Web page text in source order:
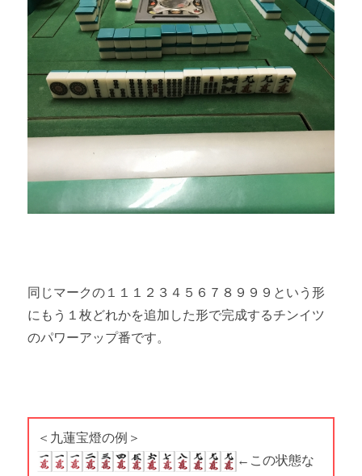
同じマークの１１１２３４５６７８９９９という形
にもう１枚どれかを追加した形で完成するチンイツ
のパワーアップ番です。
＜九蓮宝燈の例＞
←この状態な